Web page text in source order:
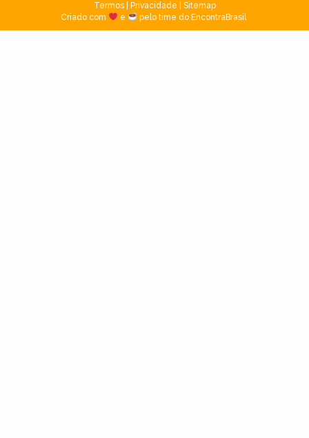
Termos| Privacidade
Sitemap
Criado com
e pelo time do EncontraBrasil